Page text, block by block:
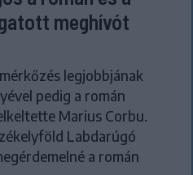
meghívót
legjobbjának
pedig a román
Marius Corbu.
Labdarúgó
a román